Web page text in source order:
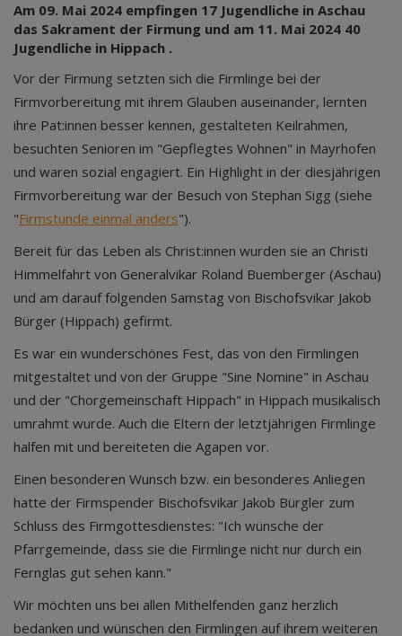
Am 09. Mai 2024 empfingen 17 Jugendliche in Aschau
das Sakrament der Firmung und am 11. Mai 2024 40
Jugendliche in Hippach .
Vor der Firmung setzten sich die Firmlinge bei der
Firmvorbereitung mit ihrem Glauben auseinander, lernten
ihre Pat:innen besser kennen, gestalteten Keilrahmen,
besuchten Senioren im "Gepflegtes Wohnen" in Mayrhofen
und waren sozial engagiert. Ein Highlight in der diesjährigen
Firmvorbereitung war der Besuch von Stephan Sigg (siehe
"Firmstunde einmal anders").
Bereit für das Leben als Christ:innen wurden sie an Christi
Himmelfahrt von Generalvikar Roland Buemberger (Aschau)
und am darauf folgenden Samstag von Bischofsvikar Jakob
Bürger (Hippach) gefirmt.
Es war ein wunderschönes Fest, das von den Firmlingen
mitgestaltet und von der Gruppe "Sine Nomine" in Aschau
und der "Chorgemeinschaft Hippach" in Hippach musikalisch
umrahmt wurde. Auch die Eltern der letztjährigen Firmlinge
halfen mit und bereiteten die Agapen vor.
Einen besonderen Wunsch bzw. ein besonderes Anliegen
hatte der Firmspender Bischofsvikar Jakob Bürgler zum
Schluss des Firmgottesdienstes: "Ich wünsche der
Pfarrgemeinde, dass sie die Firmlinge nicht nur durch ein
Fernglas gut sehen kann."
Wir möchten uns bei allen Mithelfenden ganz herzlich
bedanken und wünschen den Firmlingen auf ihrem weiteren